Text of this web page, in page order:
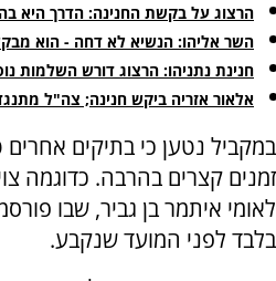
הרצוג על בקשת החנינה: הדרך היא
השר אליהו: הנשיא לא דחה - הוא
חנינת נתניהו: הרצוג דורש השלמות
אלאור אזריה ביקש חנינה; צה"ל
במקביל נטען כי בתיקים
זמנים קצרים בהרבה. כדוגמה
לאומי איתמר בן גביר, שבו
בלבד לפני המועד שנקבע.